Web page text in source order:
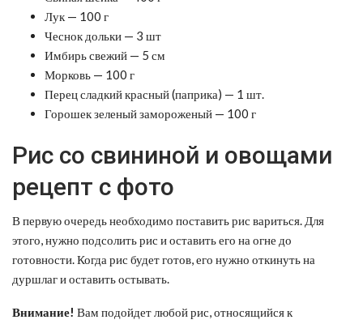
Лук — 100 г
Чеснок дольки — 3 шт
Имбирь свежий — 5 см
Морковь — 100 г
Перец сладкий красный (паприка) — 1 шт.
Горошек зеленый замороженый — 100 г
Рис со свининой и овощами
рецепт с фото
В первую очередь необходимо поставить рис вариться. Для
этого, нужно подсолить рис и оставить его на огне до
готовности. Когда рис будет готов, его нужно откинуть на
дуршлаг и оставить остывать.
Внимание! Вам подойдет любой рис, относящийся к